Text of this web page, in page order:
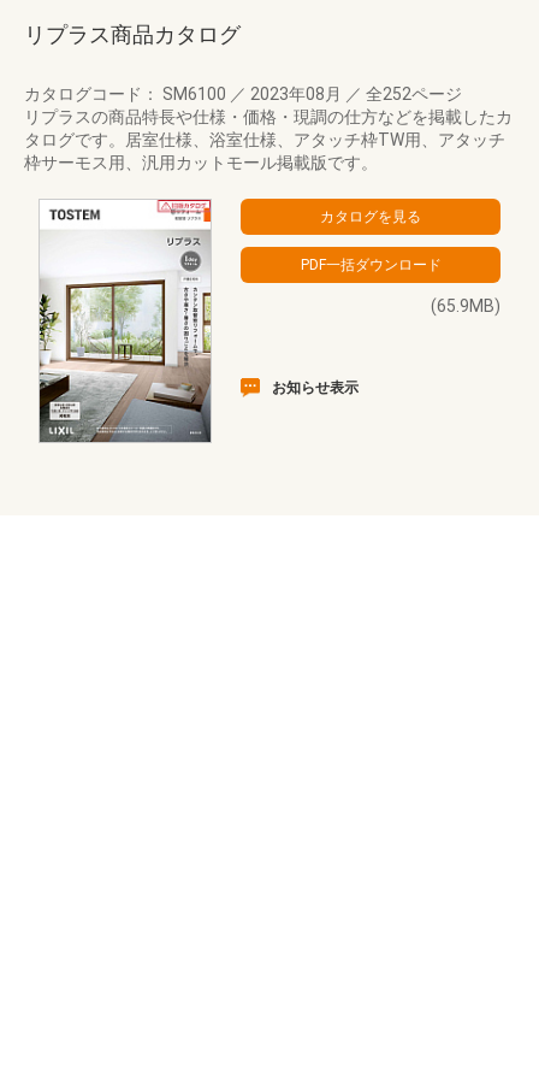
リプラス商品カタログ
カタログコード： SM6100 ／ 2023年08月 ／ 全252ページ
リプラスの商品特長や仕様・価格・現調の仕方などを掲載したカ
タログです。居室仕様、浴室仕様、アタッチ枠TW用、アタッチ
枠サーモス用、汎用カットモール掲載版です。
(65.9MB)
お知らせ表示